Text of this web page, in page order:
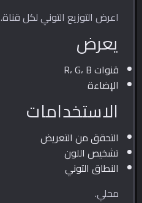
اعرض التوزيع التوني لكل قناة.
يعرض
قنوات R، G، B
الإضاءة
الاستخدامات
التحقق من التعريض
تشخيص اللون
النطاق التوني
محلي.